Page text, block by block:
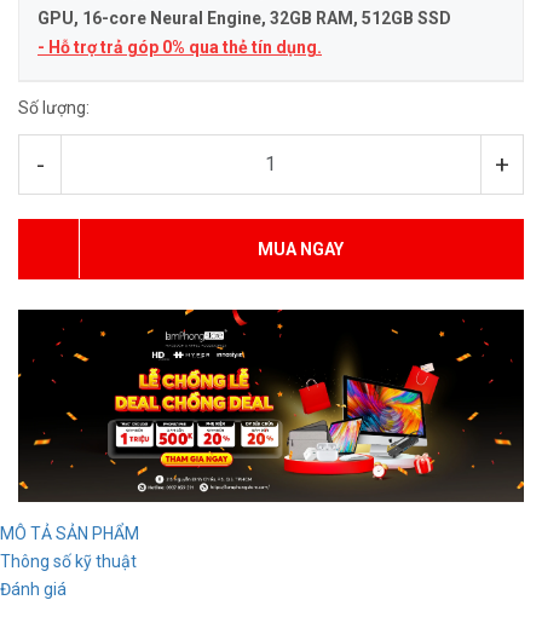
GPU, 16-core Neural Engine, 32GB RAM, 512GB SSD
- Hỗ trợ trả góp 0% qua thẻ tín dụng.
Số lượng:
- +
MUA NGAY
MÔ TẢ SẢN PHẨM
Thông số kỹ thuật
Đánh giá